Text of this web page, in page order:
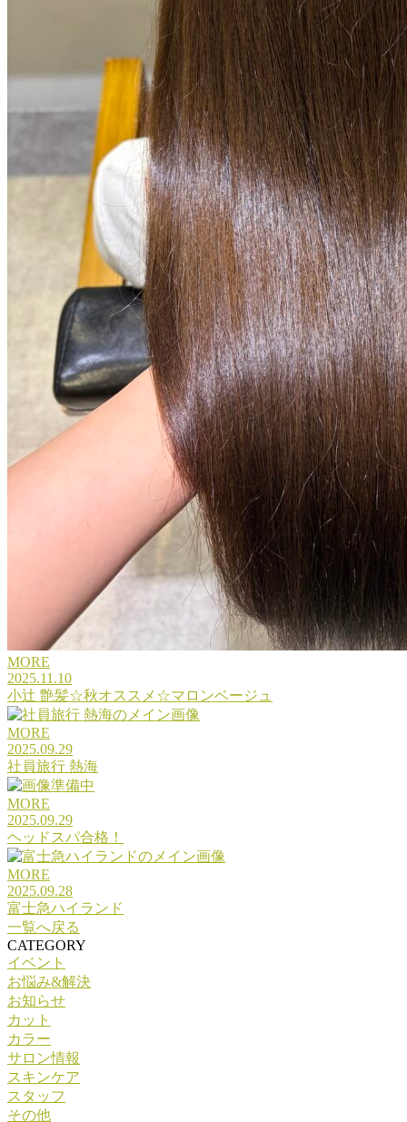
MORE
2025.11.10
小辻 艶髪☆秋オススメ☆マロンベージュ
MORE
2025.09.29
社員旅行 熱海
MORE
2025.09.29
ヘッドスパ合格！
MORE
2025.09.28
富士急ハイランド
一覧へ戻る
CATEGORY
イベント
お悩み&解決
お知らせ
カット
カラー
サロン情報
スキンケア
スタッフ
その他